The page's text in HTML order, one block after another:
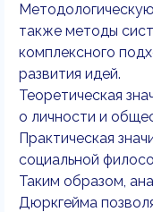
также методы
комплексного
развития идей.
Теоретическая
о личности и
Практическая
социальной
Таким образом,
Дюркгейма